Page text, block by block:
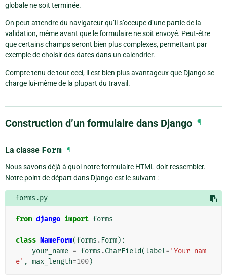
globale ne soit terminée.
On peut attendre du navigateur qu’il s’occupe d’une partie de la
validation, même avant que le formulaire ne soit envoyé. Peut-être
que certains champs seront bien plus complexes, permettant par
exemple de choisir des dates dans un calendrier.
Compte tenu de tout ceci, il est bien plus avantageux que Django se
charge lui-même de la plupart du travail.
Construction d’un formulaire dans Django ¶
La classe Form ¶
Nous savons déjà à quoi notre formulaire HTML doit ressembler.
Notre point de départ dans Django est le suivant :
forms.py
from django import forms
class NameForm(forms . Form):
your_name = forms .CharField(label= 'Your nam
e' , max_length=100)